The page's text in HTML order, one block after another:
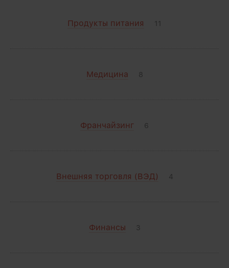
Продукты питания 11
Медицина 8
Франчайзинг 6
Внешняя торговля (ВЭД) 4
Финансы 3